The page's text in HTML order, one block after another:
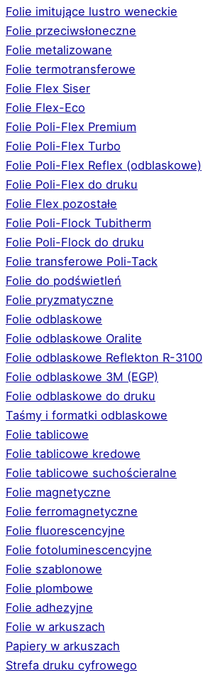
Folie imitujące lustro weneckie
Folie przeciwsłoneczne
Folie metalizowane
Folie termotransferowe
Folie Flex Siser
Folie Flex-Eco
Folie Poli-Flex Premium
Folie Poli-Flex Turbo
Folie Poli-Flex Reflex (odblaskowe)
Folie Poli-Flex do druku
Folie Flex pozostałe
Folie Poli-Flock Tubitherm
Folie Poli-Flock do druku
Folie transferowe Poli-Tack
Folie do podświetleń
Folie pryzmatyczne
Folie odblaskowe
Folie odblaskowe Oralite
Folie odblaskowe Reflekton R-3100
Folie odblaskowe 3M (EGP)
Folie odblaskowe do druku
Taśmy i formatki odblaskowe
Folie tablicowe
Folie tablicowe kredowe
Folie tablicowe suchościeralne
Folie magnetyczne
Folie ferromagnetyczne
Folie fluorescencyjne
Folie fotoluminescencyjne
Folie szablonowe
Folie plombowe
Folie adhezyjne
Folie w arkuszach
Papiery w arkuszach
Strefa druku cyfrowego